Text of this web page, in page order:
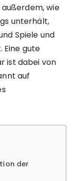
wie
unterhält,
Spiele und
Eine gute
ist dabei von
auf
der